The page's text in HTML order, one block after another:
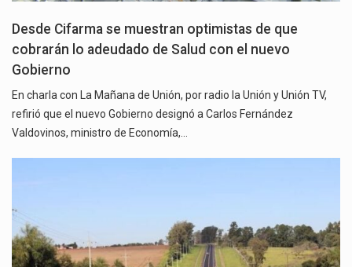
Desde Cifarma se muestran optimistas de que
cobrarán lo adeudado de Salud con el nuevo
Gobierno
En charla con La Mañana de Unión, por radio la Unión y Unión TV,
refirió que el nuevo Gobierno designó a Carlos Fernández
Valdovinos, ministro de Economía,…